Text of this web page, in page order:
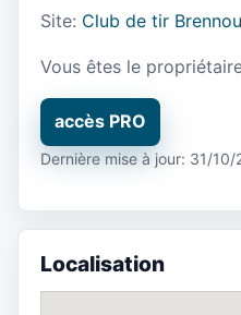
Site: Club de tir Brennou
Vous êtes le
accès PRO
Dernière mise à jour: 31/10/
Localisation